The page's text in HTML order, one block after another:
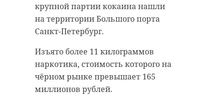
крупной партии кокаина нашли
на территории Большого порта
Санкт-Петербург.
Изъято более 11 килограммов
наркотика, стоимость которого на
чёрном рынке превышает 165
миллионов рублей.